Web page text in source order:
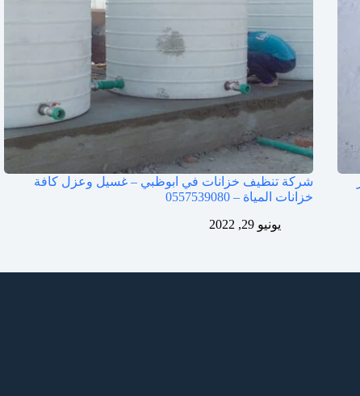
شركة تنظيف خزانات في ابوظبي – غسيل وعزل كافة
خزانات المياة – 0557539080
يونيو 29, 2022